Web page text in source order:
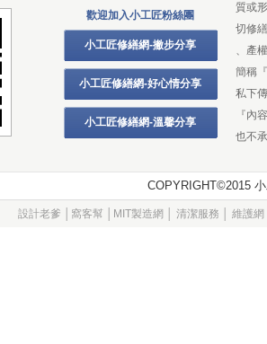
歡迎加入小工匠粉絲團
小工匠修繕網-撇步分享
小工匠修繕網-好心情分享
小工匠修繕網-溫馨分享
質或
切修
、產
簡稱
私下
『內
也不
設計老爹 窩客幫│ MIT製造網 清潔服務 維護網